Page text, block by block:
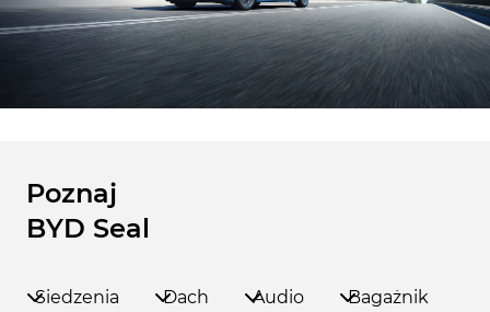
Poznaj
BYD Seal
Siedzenia Dach Audio Bagażnik